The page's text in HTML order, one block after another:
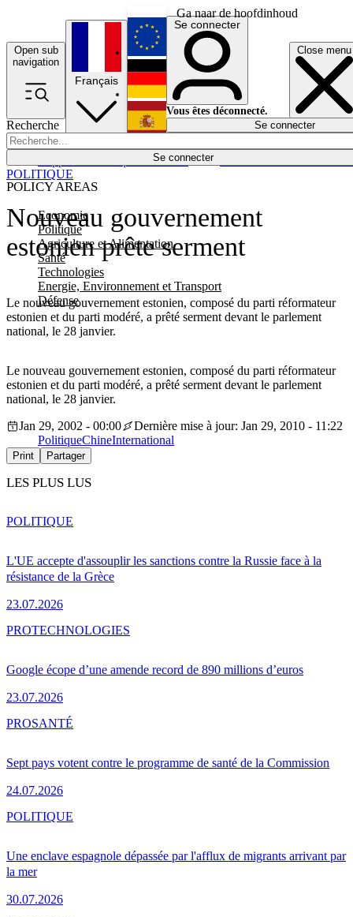
Ga naar de hoofdinhoud
Open sub
navigation
Close menu
Recherche
Se connecter
POLICY AREAS
Economie
Politique
Agriculture et Alimentation
Santé
Technologies
Energie, Environnement et Transport
Défense
Économie
Français
English
Deutsch
Español
Se connecter
Vous êtes déconnecté.
Se connecter
Nouveau gouvernement
estonien prête serment
Le nouveau gouvernement estonien, composé du parti réformateur
estonien et du parti modéré, a prêté serment devant le parlement
national, le 28 janvier.
POLITIQUE
Le nouveau gouvernement estonien, composé du parti réformateur
estonien et du parti modéré, a prêté serment devant le parlement
national, le 28 janvier.
Jan 29, 2002 - 00:00
Dernière mise à jour: Jan 29, 2010 - 11:22
PolitiqueChineInternational
Print Partager
LES PLUS LUS
L'UE accepte d'assouplir les sanctions contre la Russie face à la
résistance de la Grèce
23.07.2026
POLITIQUE
Google écope d’une amende record de 890 millions d’euros
23.07.2026
PROTECHNOLOGIES
Sept pays votent contre le programme de santé de la Commission
24.07.2026
PROSANTÉ
Une enclave espagnole dépassée par l'afflux de migrants arrivant par
la mer
30.07.2026
POLITIQUE